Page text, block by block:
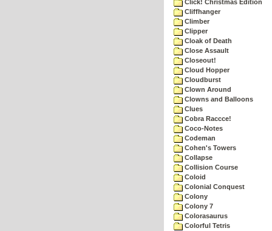
Click! Christmas Edition
Cliffhanger
Climber
Clipper
Cloak of Death
Close Assault
Closeout!
Cloud Hopper
Cloudburst
Clown Around
Clowns and Balloons
Clues
Cobra Raccce!
Coco-Notes
Codeman
Cohen's Towers
Collapse
Collision Course
Coloid
Colonial Conquest
Colony
Colony 7
Colorasaurus
Colorful Tetris